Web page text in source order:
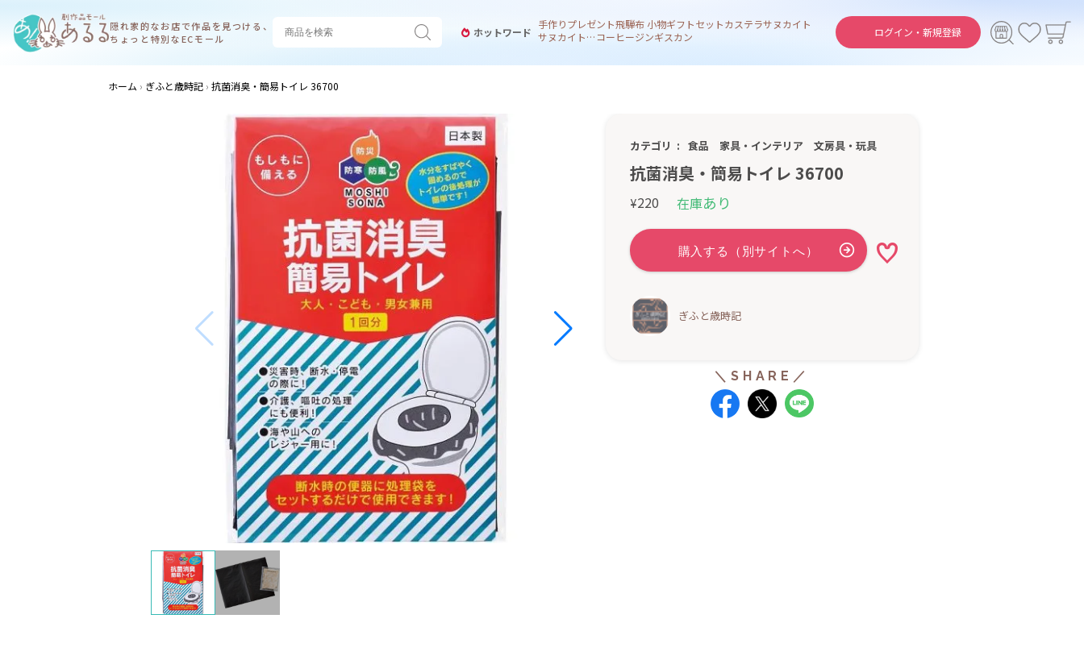
隠れ家的なお店で作品を見つける、
ちょっと特別なECモール
ログイン・ 新規登録
ホットワード
手作りプレゼント飛騨布 小物ギフトセットカステラサヌカイト
サヌカイト 風鈴コーヒージンギスカン
ホーム ぎふと歳時記 抗菌消臭・簡易トイレ 36700
カテゴリ 食品 家具・インテリア 文房具・玩具
抗菌消臭・簡易トイレ 36700
¥220 在庫あり
ぎふと歳時記